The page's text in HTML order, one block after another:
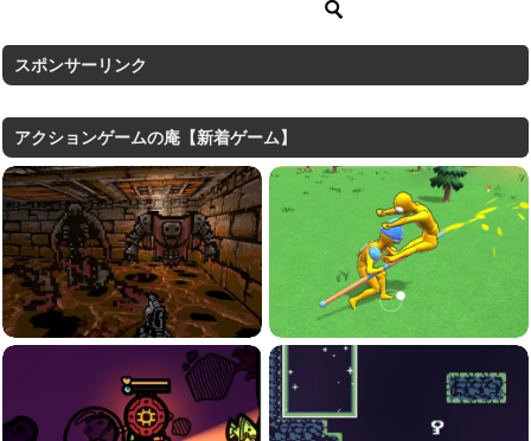
スポンサーリンク
アクションゲームの庵【新着ゲーム】